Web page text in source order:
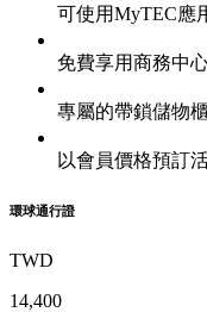
可使用MyTEC應
免費享用商務中
專屬的帶鎖儲物
以會員價格預訂
環球通行證
TWD
14,400